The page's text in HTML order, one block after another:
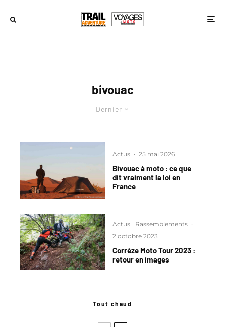
bivouac
Dernier
Actus · 25 mai 2026
Bivouac à moto : ce que
dit vraiment la loi en
France
Actus Rassemblements ·
2 octobre 2023
Corrèze Moto Tour 2023 :
retour en images
Tout chaud